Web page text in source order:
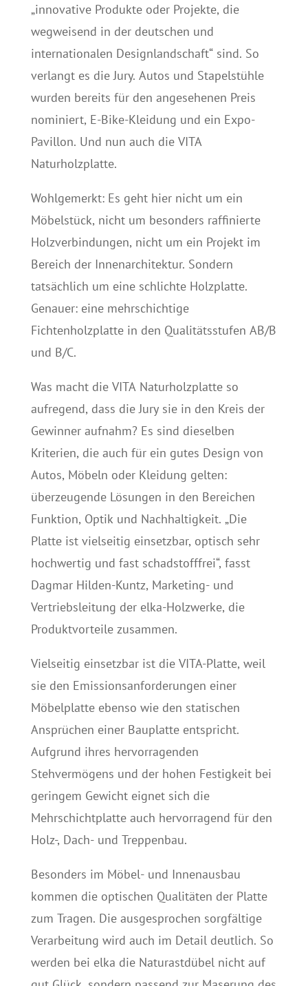
„innovative Produkte oder Projekte, die
wegweisend in der deutschen und
internationalen Designlandschaft“ sind. So
verlangt es die Jury. Autos und Stapelstühle
wurden bereits für den angesehenen Preis
nominiert, E-Bike-Kleidung und ein Expo-
Pavillon. Und nun auch die VITA
Naturholzplatte.
Wohlgemerkt: Es geht hier nicht um ein
Möbelstück, nicht um besonders raffinierte
Holzverbindungen, nicht um ein Projekt im
Bereich der Innenarchitektur. Sondern
tatsächlich um eine schlichte Holzplatte.
Genauer: eine mehrschichtige
Fichtenholzplatte in den Qualitätsstufen AB/B
und B/C.
Was macht die VITA Naturholzplatte so
aufregend, dass die Jury sie in den Kreis der
Gewinner aufnahm? Es sind dieselben
Kriterien, die auch für ein gutes Design von
Autos, Möbeln oder Kleidung gelten:
überzeugende Lösungen in den Bereichen
Funktion, Optik und Nachhaltigkeit. „Die
Platte ist vielseitig einsetzbar, optisch sehr
hochwertig und fast schadstofffrei“, fasst
Dagmar Hilden-Kuntz, Marketing- und
Vertriebsleitung der elka-Holzwerke, die
Produktvorteile zusammen.
Vielseitig einsetzbar ist die VITA-Platte, weil
sie den Emissionsanforderungen einer
Möbelplatte ebenso wie den statischen
Ansprüchen einer Bauplatte entspricht.
Aufgrund ihres hervorragenden
Stehvermögens und der hohen Festigkeit bei
geringem Gewicht eignet sich die
Mehrschichtplatte auch hervorragend für den
Holz-, Dach- und Treppenbau.
Besonders im Möbel- und Innenausbau
kommen die optischen Qualitäten der Platte
zum Tragen. Die ausgesprochen sorgfältige
Verarbeitung wird auch im Detail deutlich. So
werden bei elka die Naturastdübel nicht auf